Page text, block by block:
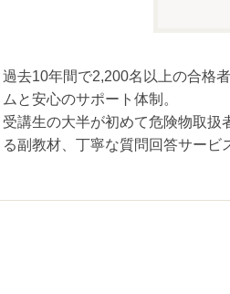
過去10年間で2,200名以上の合格
ムと安心のサポート体制。
受講生の大半が初めて危険物取扱
る副教材、丁寧な質問回答サービ